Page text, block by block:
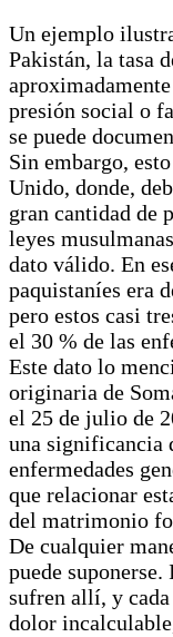
Un ejemplo
Pakistán, la tasa
presión social o
se puede
Sin embargo,
Unido, donde,
gran cantidad de
leyes
dato válido. En
paquistaníes era
pero estos casi
el 30 % de las
Este dato lo
originaria de
el 25 de julio de
una significancia
enfermedades
que relacionar
del matrimonio
De cualquier
puede
sufren allí, y
dolor